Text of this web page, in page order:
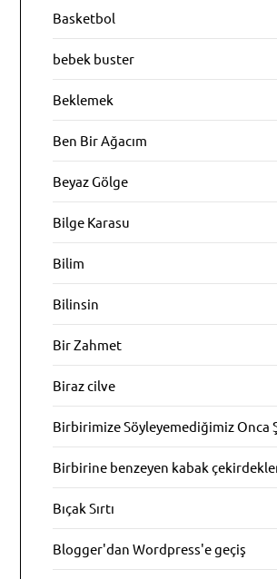
Basketbol
bebek buster
Beklemek
Ben Bir Ağacım
Beyaz Gölge
Bilge Karasu
Bilim
Bilinsin
Bir Zahmet
Biraz cilve
Birbirimize Söyleyemediğimiz Onca
Birbirine benzeyen kabak
Bıçak Sırtı
Blogger'dan Wordpress'e geçiş